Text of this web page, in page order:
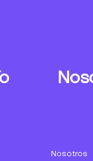
Nosotros